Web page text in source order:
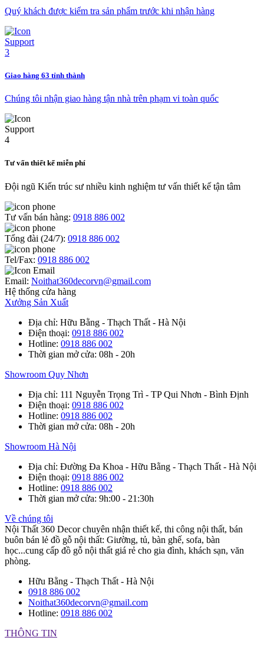
Quý khách được kiểm tra sản phẩm trước khi nhận hàng
Giao hàng 63 tỉnh thành
Chúng tôi nhận giao hàng tận nhà trên phạm vi toàn quốc
Tư vấn thiết kế miễn phí
Đội ngũ Kiến trúc sư nhiều kinh nghiệm tư vấn thiết kế tận tâm
Tư vấn bán hàng: 0918 886 002
Tổng đài (24/7): 0918 886 002
Tel/Fax: 0918 886 002
Email: Noithat360decorvn@gmail.com
Hệ thống cửa hàng
Xưởng Sản Xuất
Địa chỉ: Hữu Bằng - Thạch Thất - Hà Nội
Điện thoại: 0918 886 002
Hotline: 0918 886 002
Thời gian mở cửa: 08h - 20h
Showroom Quy Nhơn
Địa chỉ: 111 Nguyễn Trọng Trì - TP Qui Nhơn - Bình Định
Điện thoại: 0918 886 002
Hotline: 0918 886 002
Thời gian mở cửa: 08h - 20h
Showroom Hà Nội
Địa chỉ: Đường Đa Khoa - Hữu Bằng - Thạch Thất - Hà Nội
Điện thoại: 0918 886 002
Hotline: 0918 886 002
Thời gian mở cửa: 9h:00 - 21:30h
Về chúng tôi
Nội Thất 360 Decor chuyên nhận thiết kế, thi công nội thất, bán
buôn bán lẻ đồ gỗ nội thất: Giường, tủ, bàn ghế, sofa, bàn
học...cung cấp đồ gỗ nội thất giá rẻ cho gia đình, khách sạn, văn
phòng.
Hữu Bằng - Thạch Thất - Hà Nội
0918 886 002
Noithat360decorvn@gmail.com
Hotline: 0918 886 002
THÔNG TIN